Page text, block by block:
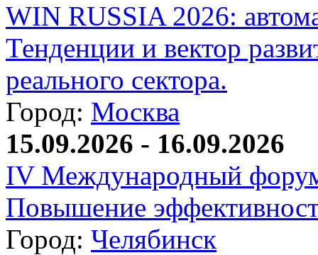
WIN RUSSIA 2026:
Тенденции и вектор
реального сектора.
Город: Москва
15.09.2026 - 16.09.2026
IV Международный
Повышение
Город: Челябинск